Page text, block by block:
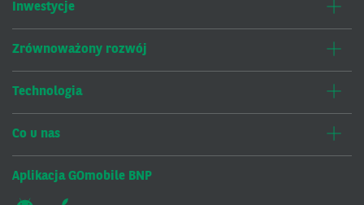
Inwestycje
Zrównoważony rozwój
Technologia
Co u nas
Aplikacja GOmobile BNP